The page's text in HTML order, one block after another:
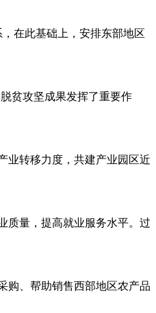
在此基础上，安排东部地区
贫攻坚成果发挥了重要作
业转移力度，共建产业园区近
质量，提高就业服务水平。过
购、帮助销售西部地区农产品